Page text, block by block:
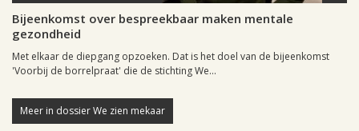
Bijeenkomst over bespreekbaar maken mentale
gezondheid
Met elkaar de diepgang opzoeken. Dat is het doel van de bijeenkomst
'Voorbij de borrelpraat' die de stichting We...
Meer in dossier We zien mekaar